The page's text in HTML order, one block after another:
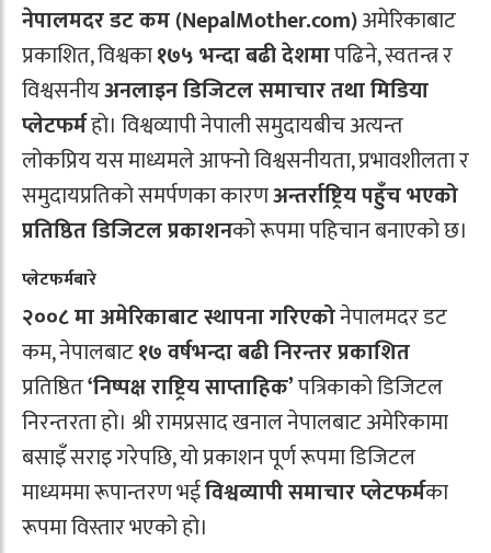
नेपालमदर डट कम (NepalMother.com)अमेरिकाबाट
प्रकाशित, विश्वका१७५ भन्दा बढी देशमापढिने, स्वतन्त्र र
विश्वसनीयअनलाइन डिजिटल समाचार तथा मिडिया
प्लेटफर्महो। विश्वव्यापी नेपाली समुदायबीच अत्यन्त
लोकप्रिय यस माध्यमले आफ्नो विश्वसनीयता, प्रभावशीलता र
समुदायप्रतिको समर्पणका कारणअन्तर्राष्ट्रिय पहुँच भएको
प्रतिष्ठित डिजिटल प्रकाशनको रूपमा पहिचान बनाएको छ।
प्लेटफर्मबारे
२००८ मा अमेरिकाबाट स्थापना गरिएकोनेपालमदर डट
कम, नेपालबाट१७ वर्षभन्दा बढी निरन्तर प्रकाशित
प्रतिष्ठित‘निष्पक्ष राष्ट्रिय साप्ताहिक’पत्रिकाको डिजिटल
निरन्तरता हो। श्री रामप्रसाद खनाल नेपालबाट अमेरिकामा
बसाइँ सराइ गरेपछि, यो प्रकाशन पूर्ण रूपमा डिजिटल
माध्यममा रूपान्तरण भईविश्वव्यापी समाचार प्लेटफर्मका
रूपमा विस्तार भएको हो।